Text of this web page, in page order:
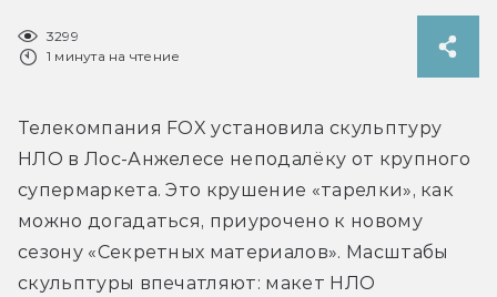
3299
1 минута на чтение
Телекомпания FOX установила скульптуру
НЛО в Лос-Анжелесе неподалёку от крупного
супермаркета. Это крушение «тарелки», как
можно догадаться, приурочено к новому
сезону «Секретных материалов». Масштабы
скульптуры впечатляют: макет НЛО